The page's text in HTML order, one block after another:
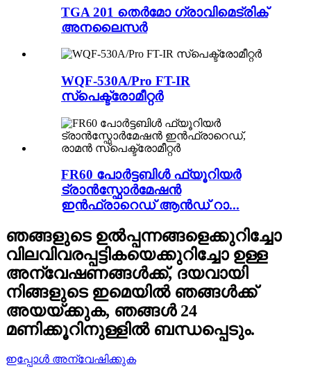
TGA 201 തെർമോ ഗ്രാവിമെട്രിക്
അനലൈസർ
WQF-530A/Pro FT-IR
സ്പെക്ട്രോമീറ്റർ
FR60 പോർട്ടബിൾ ഫ്യൂറിയർ
ട്രാൻസ്ഫോർമേഷൻ
ഇൻഫ്രാറെഡ് ആൻഡ് റാ...
ഞങ്ങളുടെ ഉൽപ്പന്നങ്ങളെക്കുറിച്ചോ
വിലവിവരപ്പട്ടികയെക്കുറിച്ചോ ഉള്ള
അന്വേഷണങ്ങൾക്ക്, ദയവായി
നിങ്ങളുടെ ഇമെയിൽ ഞങ്ങൾക്ക്
അയയ്ക്കുക, ഞങ്ങൾ 24
മണിക്കൂറിനുള്ളിൽ ബന്ധപ്പെടും.
ഇപ്പോൾ അന്വേഷിക്കുക